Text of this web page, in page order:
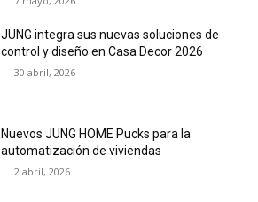
JUNG integra sus nuevas soluciones de
control y diseño en Casa Decor 2026
30 abril, 2026
Nuevos JUNG HOME Pucks para la
automatización de viviendas
2 abril, 2026